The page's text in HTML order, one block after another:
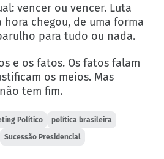
vencer ou vencer. Luta
hora chegou, de uma forma
para tudo ou nada.
e os fatos. Os fatos falam
os meios. Mas
tem fim.
Político política brasileira
Sucessão Presidencial